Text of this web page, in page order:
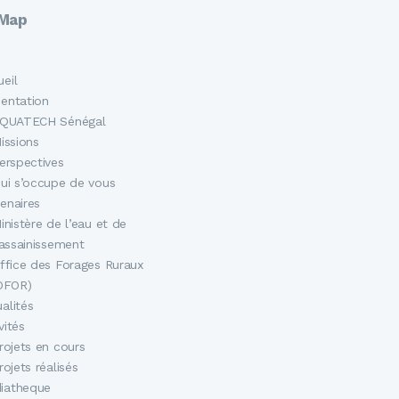
Sénégal
s’occupe de vous
de l’eau et de
des Forages Ruraux
en cours
réalisés